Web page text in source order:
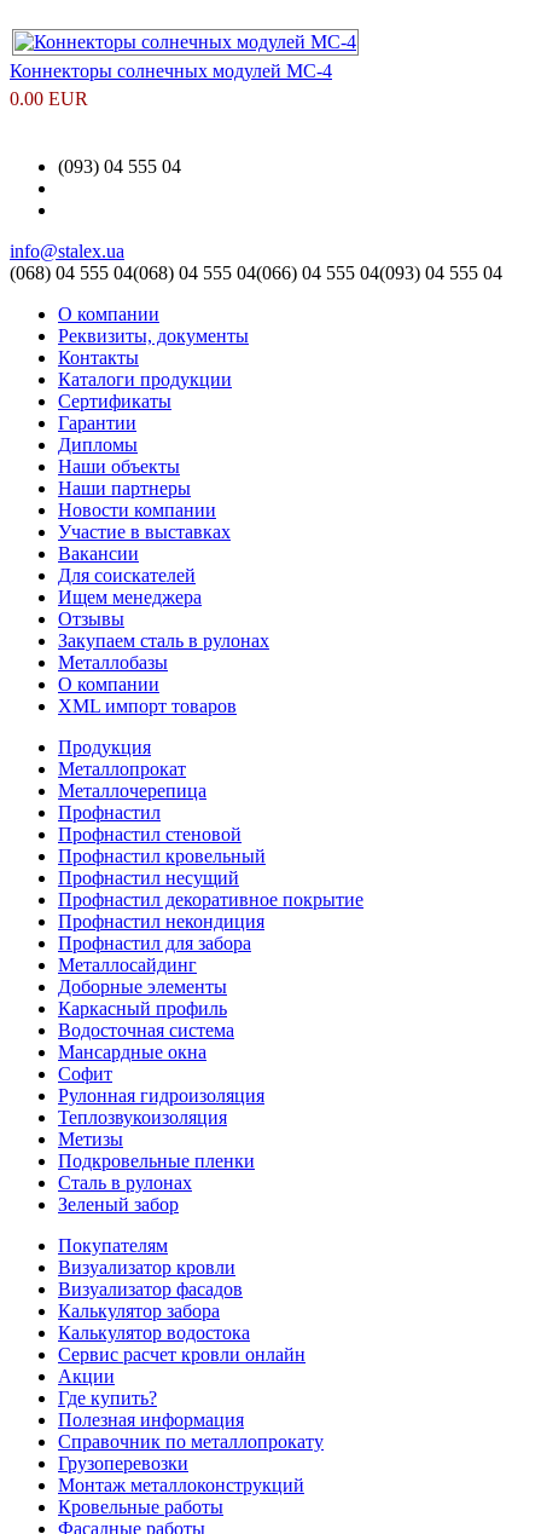
Коннекторы солнечных модулей MC-4
0.00 EUR
(093) 04 555 04
info@stalex.ua
(068) 04 555 04(068) 04 555 04(066) 04 555 04(093) 04 555 04
О компании
Реквизиты, документы
Контакты
Каталоги продукции
Сертификаты
Гарантии
Дипломы
Наши объекты
Наши партнеры
Новости компании
Участие в выставках
Вакансии
Для соискателей
Ищем менеджера
Отзывы
Закупаем сталь в рулонах
Металлобазы
О компании
XML импорт товаров
Продукция
Металлопрокат
Металлочерепица
Профнастил
Профнастил стеновой
Профнастил кровельный
Профнастил несущий
Профнастил декоративное покрытие
Профнастил некондиция
Профнастил для забора
Металлосайдинг
Доборные элементы
Каркасный профиль
Водосточная система
Мансардные окна
Софит
Рулонная гидроизоляция
Теплозвукоизоляция
Метизы
Подкровельные пленки
Сталь в рулонах
Зеленый забор
Покупателям
Визуализатор кровли
Визуализатор фасадов
Калькулятор забора
Калькулятор водостока
Сервис расчет кровли онлайн
Акции
Где купить?
Полезная информация
Справочник по металлопрокату
Грузоперевозки
Монтаж металлоконструкций
Кровельные работы
Фасадные работы